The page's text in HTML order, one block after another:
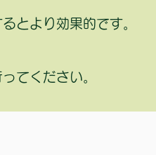
とより効果的です。
てください。